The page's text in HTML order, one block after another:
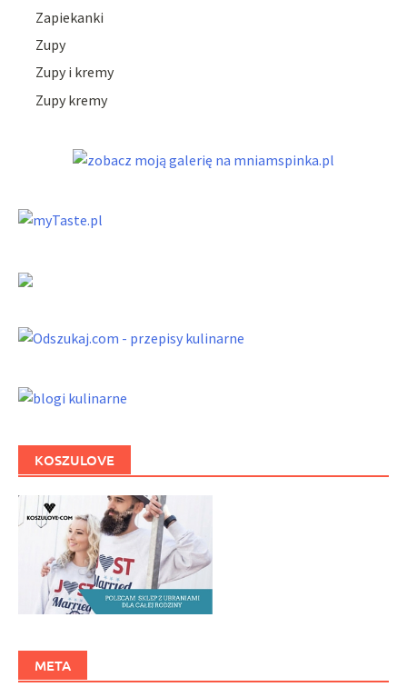
Zapiekanki
Zupy
Zupy i kremy
Zupy kremy
KOSZULOVE
META